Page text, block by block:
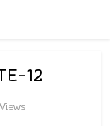
12